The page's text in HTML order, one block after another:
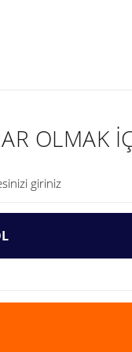
OLMAK